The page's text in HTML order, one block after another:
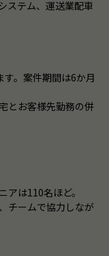
ステム、運送業配車
。案件期間は6か月
とお客様先勤務の併
は110名ほど。
チームで協力しなが